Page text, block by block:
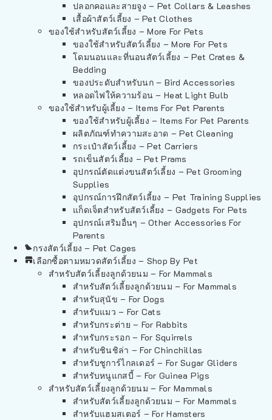
ปลอกคอและสายจูง – Pet Collars & Leashes
เสื้อผ้าสัตว์เลี้ยง – Pet Clothes
ของใช้สำหรับสัตว์เลี้ยง – More For Pets
ของใช้สำหรับสัตว์เลี้ยง – More For Pets
โดมนอนและที่นอนสัตว์เลี้ยง – Pet Crates &
Bedding
ของประดับสำหรับนก – Bird Accessories
หลอดไฟให้ความร้อน – Heat Light Bulb
ของใช้สำหรับผู้เลี้ยง – Items For Pet Parents
ของใช้สำหรับผู้เลี้ยง – Items For Pet Parents
ผลิตภัณฑ์ทำความสะอาด – Pet Cleaning
กระเป๋าสัตว์เลี้ยง – Pet Carriers
รถเข็นสัตว์เลี้ยง – Pet Prams
อุปกรณ์ตัดแต่งขนสัตว์เลี้ยง – Pet Grooming
Supplies
อุปกรณ์การฝึกสัตว์เลี้ยง – Pet Training Supplies
แก็ดเจ็ตสำหรับสัตว์เลี้ยง – Gadgets For Pets
อุปกรณ์เสริมอื่นๆ – Other Accessories For
Parents
กรงสัตว์เลี้ยง – Pet Cages
เลือกซื้อตามหมวดสัตว์เลี้ยง – Shop By Pet
สำหรับสัตว์เลี้ยงลูกด้วยนม – For Mammals
สำหรับสัตว์เลี้ยงลูกด้วยนม – For Mammals
สำหรับสุนัข – For Dogs
สำหรับแมว – For Cats
สำหรับกระต่าย – For Rabbits
สำหรับกระรอก – For Squirrels
สำหรับชินชิล่า – For Chinchillas
สำหรับชูการ์ไกลเดอร์ – For Sugar Gliders
สำหรับหนูแกสบี้ – For Guinea Pigs
สำหรับสัตว์เลี้ยงลูกด้วยนม – For Mammals
สำหรับสัตว์เลี้ยงลูกด้วยนม – For Mammals
สำหรับแฮมสเตอร์ – For Hamsters